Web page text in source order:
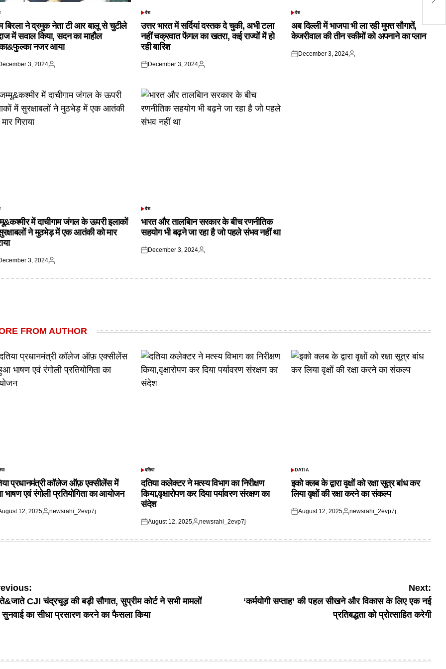
बिरला ने द्रमुक नेता टी आर बालू से चुटीले
में सवाल किया, सदन का माहौल
नजर आया
3, 2024
Posted
POSTED
देश
उत्तर भारत में सर्दियां दस्तक दे चुकी, अभी टला
नहीं चक्रवात फेंगल का खतरा, कई राज्यों में हो
रही बारिश
Posted
December 3, 2024
Posted
POSTED
देश
अब दिल्ली में भाजपा भी ला रही मुफ्त सौगातें,
केजरीवाल की तीन स्कीमों को अपनाने का प्लान
Posted
December 3, 2024
Posted
में दाचीगाम जंगल के ऊपरी इलाकों
ने मुठभेड़ में एक आतंकी को मार
3, 2024
Posted
POSTED
देश
भारत और तालबिान सरकार के बीच रणनीतिक
सहयोग भी बढ़ने जा रहा है जो पहले संभव नहीं था
Posted
December 3, 2024
Posted
FROM AUTHOR
प्रधानमंत्री कॉलेज ऑफ़ एक्सीलेंस में
एवं रंगोली प्रतियोगिता का आयोजन
12, 2025
Posted
newsrahi_2evp7j
POSTED
दतिया
दतिया कलेक्टर ने मत्स्य विभाग का निरीक्षण
किया,वृक्षारोपण कर दिया पर्यावरण संरक्षण का
संदेश
Posted
August 12, 2025
Posted
newsrahi_2evp7j
POSTED
DATIA
इको क्लब के द्वारा वृक्षों को रक्षा सूत्र बांध कर
लिया वृक्षों की रक्षा करने का संकल्प
Posted
August 12, 2025
Posted
newsrahi_2evp7j
CJI चंद्रचूड़ की बड़ी सौगात, सुप्रीम कोर्ट ने सभी मामलों
सुनवाई का सीधा प्रसारण करने का फैसला किया
Next:
‘कर्मयोगी सप्ताह’ की पहल सीखने और विकास के लिए एक नई
प्रतिबद्धता को प्रोत्साहित करेगी